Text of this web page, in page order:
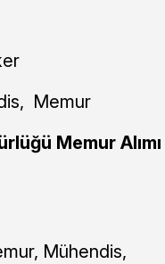
Memur
Memur Alımı
Mühendis,